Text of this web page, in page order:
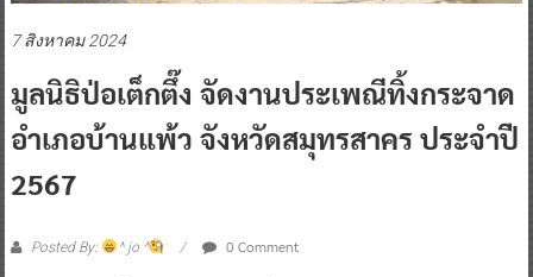
7 สิงหาคม 2024
มูลนิธิป่อเต็กตึ๊ง จัดงานประเพณีทิ้งกระจาด
อำเภอบ้านแพ้ว จังหวัดสมุทรสาคร ประจำปี
2567
Posted By: ^ jo ^ 0 Comment